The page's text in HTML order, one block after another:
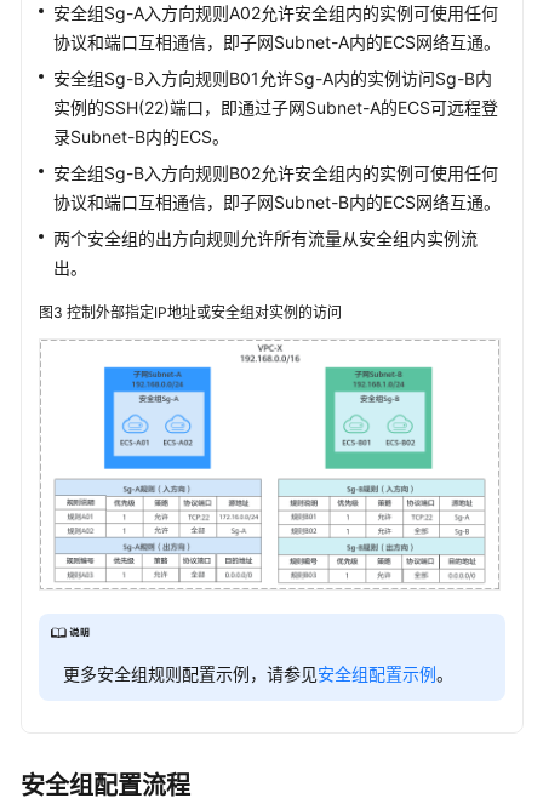
安全组Sg-A入方向规则A02允许安全组内的实例可使用任何
协议和端口互相通信，即子网Subnet-A内的ECS网络互通。
安全组Sg-B入方向规则B01允许Sg-A内的实例访问Sg-B内
实例的SSH(22)端口，即通过子网Subnet-A的ECS可远程登
录Subnet-B内的ECS。
安全组Sg-B入方向规则B02允许安全组内的实例可使用任何
协议和端口互相通信，即子网Subnet-B内的ECS网络互通。
两个安全组的出方向规则允许所有流量从安全组内实例流
出。
图3 控制外部指定IP地址或安全组对实例的访问
更多安全组规则配置示例，请参见安全组配置示例。
安全组配置流程